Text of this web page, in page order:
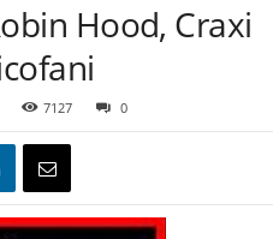
Hood, Craxi
7127 0